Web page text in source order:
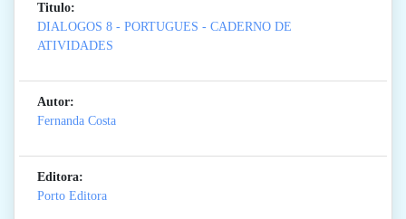
Titulo:
DIALOGOS 8 - PORTUGUES - CADERNO DE
ATIVIDADES
Autor:
Fernanda Costa
Editora:
Porto Editora